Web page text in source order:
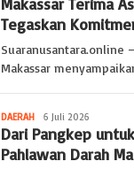
Tegaskan
Suaranusantara.online
Makassar
DAERAH ophie
makassar
6 Juli 2026
Dari Pangkep
Pahlawan Darah